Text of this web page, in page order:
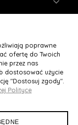
poprawne
ofertę do Twoich
przez nas
dostosować użycie
"Dostosuj zgody".
Polityce